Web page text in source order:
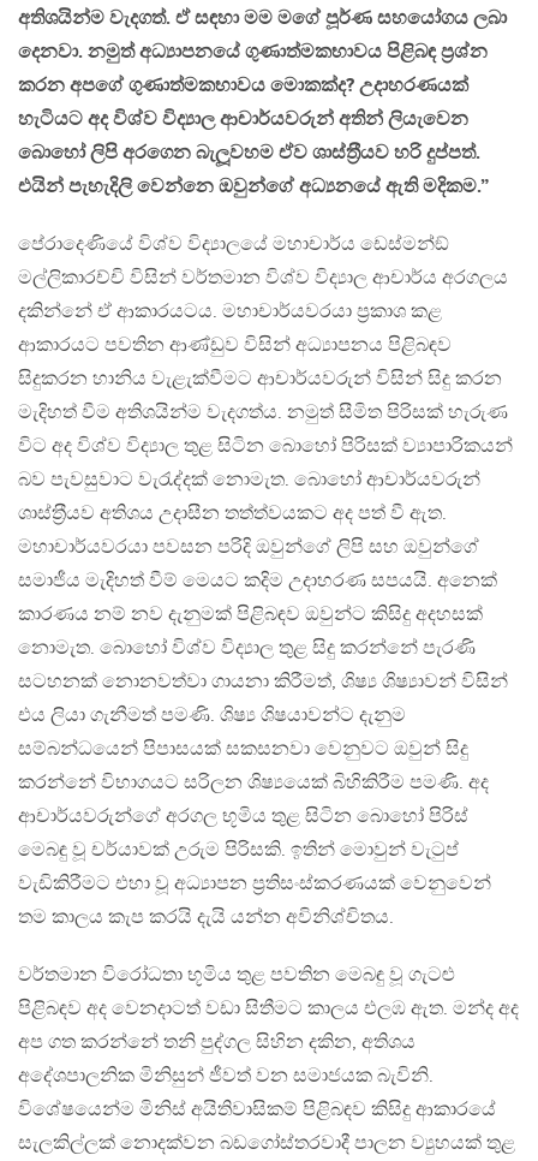
අතිශයින්ම වැදගත්. ඒ සඳහා මම මගේ පූර්ණ සහයෝගය ලබා
දෙනවා. නමුත් අධ්‍යාපනයේ ගුණාත්මකභාවය පිළිබඳ ප‍්‍රශ්න
කරන අපගේ ගුණාත්මකභාවය මොකක්ද? උදාහරණයක්
හැටියට අද විශ්ව විද්‍යාල ආචාර්යවරුන් අතින් ලියැවෙන
බොහෝ ලිපි අරගෙන බැලූවහම ඒව ශාස්ත‍්‍රීයව හරි දුප්පත්.
එයින් පැහැදිලි වෙන්නෙ ඔවුන්ගේ අධ්‍යනයේ ඇති මදිකම.”
පේරාදෙණියේ විශ්ව විද්‍යාලයේ මහාචාර්ය ඩෙස්මන්ඞ්
මල්ලිකාරච්චි විසින් වර්තමාන විශ්ව විද්‍යාල ආචාර්ය අරගලය
දකින්නේ ඒ ආකාරයටය. මහාචාර්යවරයා ප‍්‍රකාශ කළ
ආකාරයට පවතින ආණ්ඩුව විසින් අධ්‍යාපනය පිළිබඳව
සිදුකරන හානිය වැළැක්වීමට ආචාර්යවරුන් විසින් සිදු කරන
මැදිහත් වීම අතිශයින්ම වැදගත්ය. නමුත් සීමිත පිරිසක් හැරුණ
විට අද විශ්ව විද්‍යාල තුළ සිටින බොහෝ පිරිසක් ව්‍යාපාරිකයන්
බව පැවසුවාට වැරැද්දක් නොමැත. බොහෝ ආචාර්යවරුන්
ශාස්ත‍්‍රීයව අතිශය උදාසීන තත්ත්වයකට අද පත් වී ඇත.
මහාචාර්යවරයා පවසන පරිදි ඔවුන්ගේ ලිපි සහ ඔවුන්ගේ
සමාජීය මැදිහත් වීම් මෙයට කදිම උදාහරණ සපයයි. අනෙක්
කාරණය නම් නව දැනුමක් පිළිබඳව ඔවුන්ට කිසිදු අදහසක්
නොමැත. බොහෝ විශ්ව විද්‍යාල තුළ සිදු කරන්නේ පැරණි
සටහනක් නොනවත්වා ගායනා කිරීමත්, ශිෂ්‍ය ශිෂ්‍යාවන් විසින්
එය ලියා ගැනීමත් පමණි. ශිෂ්‍ය ශිෂයාවන්ට දැනුම
සම්බන්ධයෙන් පිපාසයක් සකසනවා වෙනුවට ඔවුන් සිදු
කරන්නේ විභාගයට සරිලන ශිෂ්‍යයෙක් බිහිකිරීම පමණි. අද
ආචාර්යවරුන්ගේ අරගල භූමිය තුළ සිටින බොහෝ පිරිස්
මෙබඳු වූ චර්යාවක් උරුම පිරිසකි. ඉතින් මොවුන් වැටුප්
වැඩිකිරීමට එහා වූ අධ්‍යාපන ප‍්‍රතිසංස්කරණයක් වෙනුවෙන්
තම කාලය කැප කරයි දැයි යන්න අවිනිශ්චිතය.
වර්තමාන විරෝධතා භූමිය තුළ පවතින මෙබඳු වූ ගැටළු
පිළිබඳව අද වෙනදාටත් වඩා සිතීමට කාලය එලඹ ඇත. මන්ද අද
අප ගත කරන්නේ තනි පුද්ගල සිහින දකින, අතිශය
අදේශපාලනික මිනිසුන් ජීවත් වන සමාජයක බැවිනි.
විශේෂයෙන්ම මිනිස් අයිතිවාසිකම් පිළිබඳව කිසිදු ආකාරයේ
සැලකිල්ලක් නොදක්වන බඩගෝස්තරවාදී පාලන ව්‍යුහයක් තුළ